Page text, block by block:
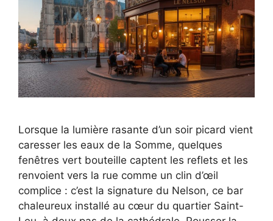
Lorsque la lumière rasante d’un soir picard vient
caresser les eaux de la Somme, quelques
fenêtres vert bouteille captent les reflets et les
renvoient vers la rue comme un clin d’œil
complice : c’est la signature du Nelson, ce bar
chaleureux installé au cœur du quartier Saint-